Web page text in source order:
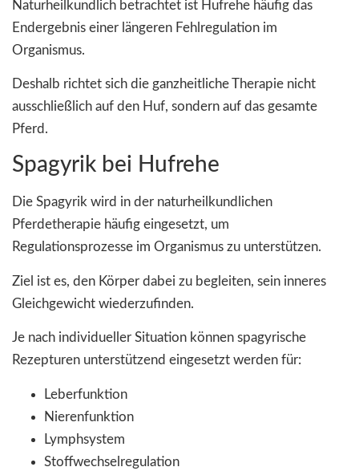
Naturheilkundlich betrachtet ist Hufrehe häufig das
Endergebnis einer längeren Fehlregulation im
Organismus.
Deshalb richtet sich die ganzheitliche Therapie nicht
ausschließlich auf den Huf, sondern auf das gesamte
Pferd.
Spagyrik bei Hufrehe
Die Spagyrik wird in der naturheilkundlichen
Pferdetherapie häufig eingesetzt, um
Regulationsprozesse im Organismus zu unterstützen.
Ziel ist es, den Körper dabei zu begleiten, sein inneres
Gleichgewicht wiederzufinden.
Je nach individueller Situation können spagyrische
Rezepturen unterstützend eingesetzt werden für:
Leberfunktion
Nierenfunktion
Lymphsystem
Stoffwechselregulation